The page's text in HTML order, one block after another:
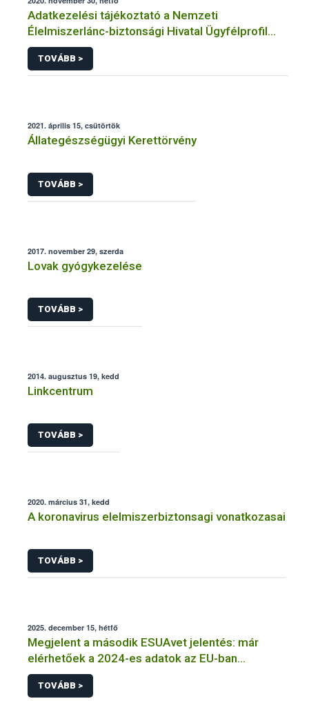
Adatkezelési tájékoztató a Nemzeti
Élelmiszerlánc-biztonsági Hivatal Ügyfélprofil
Rendszerben állatgyógyászati termékek
témakörben közhatalmi eljárásaihoz kapcsolódó
adatkezeléséhez
TOVÁBB >
2021. április 15, csütörtök
Állategészségügyi Kerettörvény
TOVÁBB >
2017. november 29, szerda
Lovak gyógykezelése
TOVÁBB >
2014. augusztus 19, kedd
Linkcentrum
TOVÁBB >
2020. március 31, kedd
A koronavirus elelmiszerbiztonsagi vonatkozasai
TOVÁBB >
2025. december 15, hétfő
Megjelent a második ESUAvet jelentés: már
elérhetőek a 2024-es adatok az EU-ban
értékesített és felhasznált állatgyógyászati
antimikrobiális szerekről
TOVÁBB >